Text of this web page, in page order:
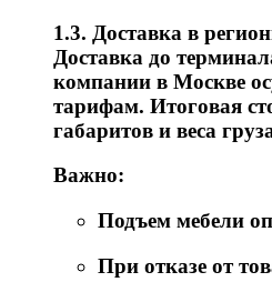
1.3. Доставка в
Доставка до
компании в Москве
тарифам. Итоговая
габаритов и веса
Важно:
Подъем мебели
При отказе от